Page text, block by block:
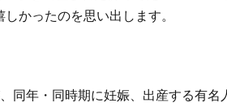
かったのを思い出します。
同年・同時期に妊娠、出産する有